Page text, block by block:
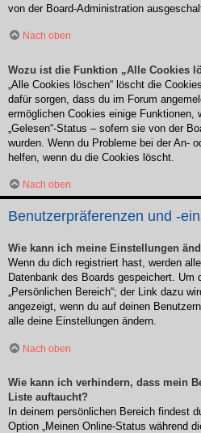
von der Board-Administration
Nach oben
Wozu ist die Funktion „Alle Cookies
„Alle Cookies löschen“ löscht die
dafür sorgen, dass du im Forum
ermöglichen Cookies einige Funktionen,
„Gelesen“-Status – sofern sie von der
wurden. Wenn du Probleme bei der An-
helfen, wenn du die Cookies löscht.
Nach oben
Benutzerpräferenzen und -
Wie kann ich meine Einstellungen
Wenn du dich registriert hast, werden
Datenbank des Boards gespeichert. Um
„Persönlichen Bereich“; der Link dazu
angezeigt, wenn du auf deinen
alle deine Einstellungen ändern.
Nach oben
Wie kann ich verhindern, dass mein
Liste auftaucht?
In deinem persönlichen Bereich findest
Option „Meinen Online-Status während